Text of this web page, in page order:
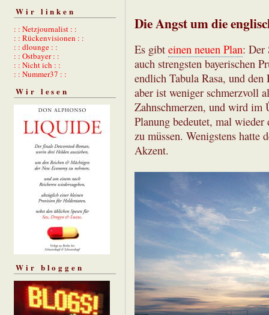
Wir linken
: : Netzjournalist : :
: : Rückenvisionen : :
: : dlounge : :
: : Ostbayer : :
: : Nicht ich : :
: : Nummer37 : :
Wir lesen
Wir bloggen
Die Angst um die
Es gibt einen neuen Plan: Der
auch strengsten bayerischen
endlich Tabula Rasa, und
aber ist weniger schmerzvoll
Zahnschmerzen, und wird im
Planung bedeutet, mal
zu müssen. Wenigstens hatte
Akzent.